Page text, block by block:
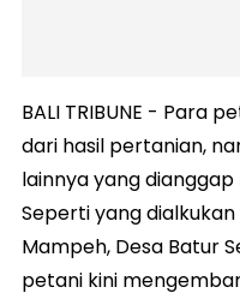
BALI TRIBUNE - Para
dari hasil pertanian,
lainnya yang
Seperti yang
Mampeh, Desa Batur
petani kini